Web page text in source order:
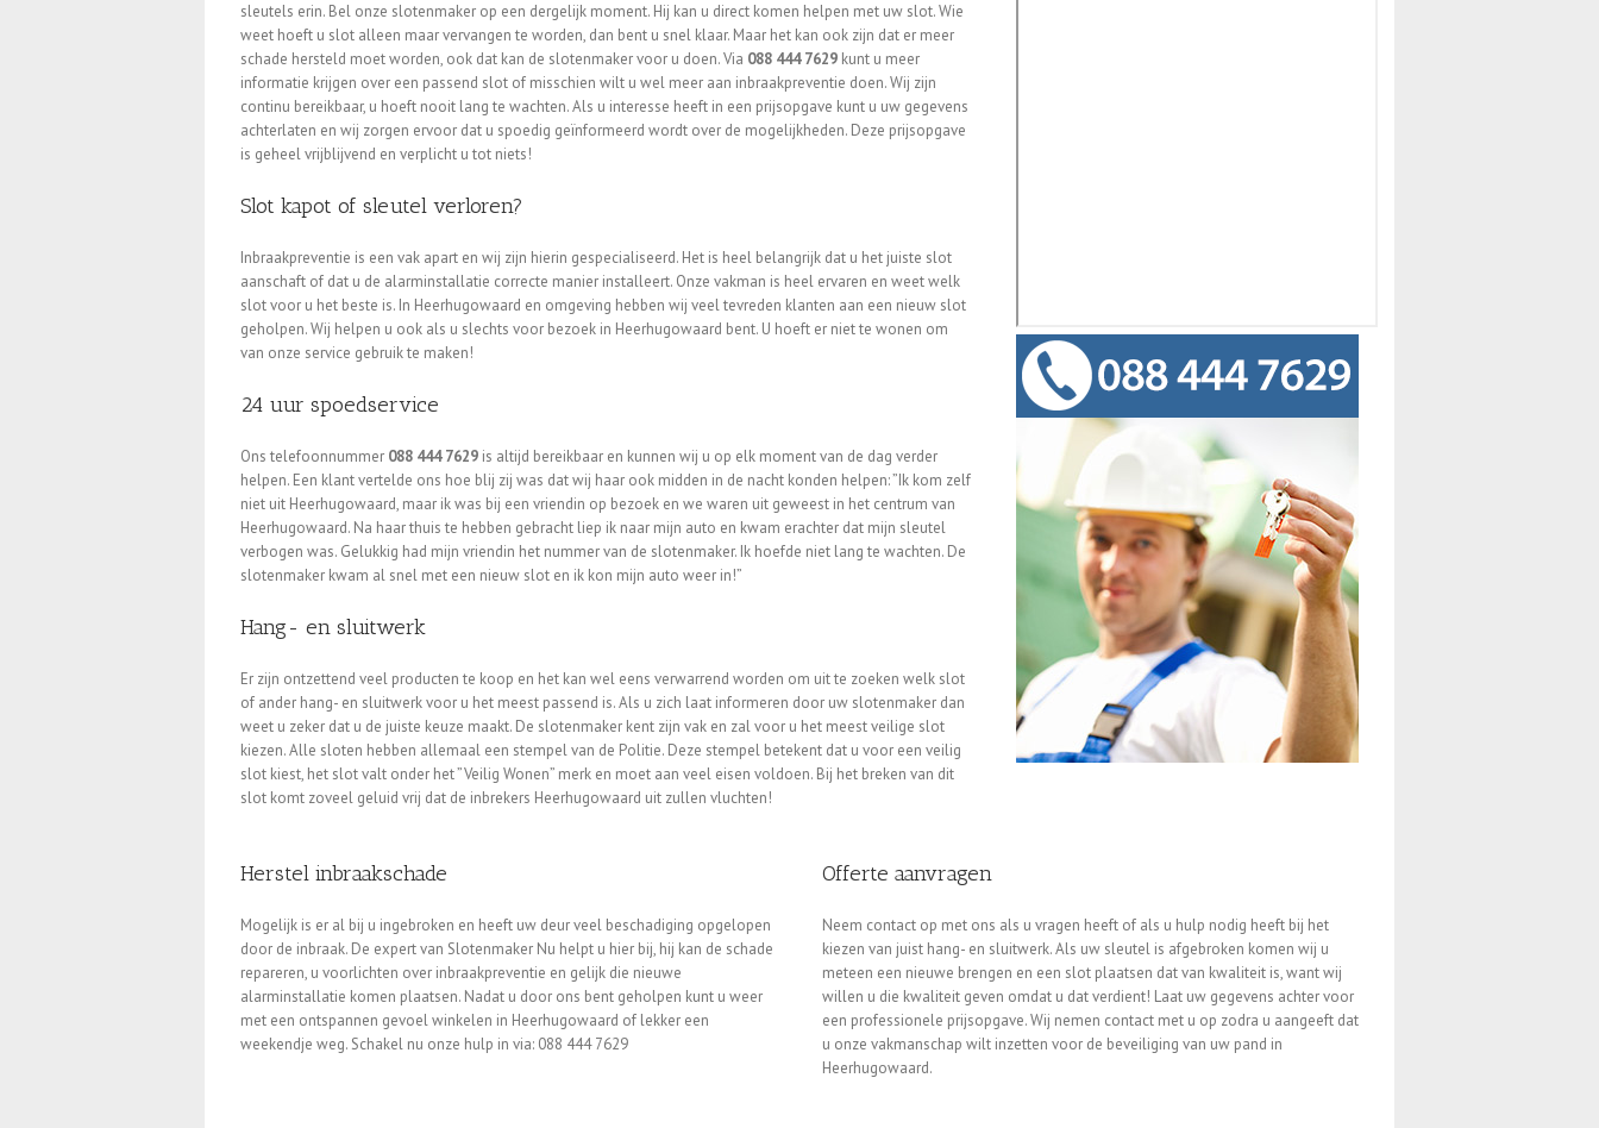
sleutels erin. Bel onze slotenmaker op een dergelijk moment. Hij kan u direct komen helpen met uw slot. Wie
weet hoeft u slot alleen maar vervangen te worden, dan bent u snel klaar. Maar het kan ook zijn dat er meer
schade hersteld moet worden, ook dat kan de slotenmaker voor u doen. Via 088 444 7629 kunt u meer
informatie krijgen over een passend slot of misschien wilt u wel meer aan inbraakpreventie doen. Wij zijn
continu bereikbaar, u hoeft nooit lang te wachten. Als u interesse heeft in een prijsopgave kunt u uw gegevens
achterlaten en wij zorgen ervoor dat u spoedig geïnformeerd wordt over de mogelijkheden. Deze prijsopgave
is geheel vrijblijvend en verplicht u tot niets!
Slot kapot of sleutel verloren?
Inbraakpreventie is een vak apart en wij zijn hierin gespecialiseerd. Het is heel belangrijk dat u het juiste slot
aanschaft of dat u de alarminstallatie correcte manier installeert. Onze vakman is heel ervaren en weet welk
slot voor u het beste is. In Heerhugowaard en omgeving hebben wij veel tevreden klanten aan een nieuw slot
geholpen. Wij helpen u ook als u slechts voor bezoek in Heerhugowaard bent. U hoeft er niet te wonen om
van onze service gebruik te maken!
24 uur spoedservice
Ons telefoonnummer 088 444 7629 is altijd bereikbaar en kunnen wij u op elk moment van de dag verder
helpen. Een klant vertelde ons hoe blij zij was dat wij haar ook midden in de nacht konden helpen: ”Ik kom zelf
niet uit Heerhugowaard, maar ik was bij een vriendin op bezoek en we waren uit geweest in het centrum van
Heerhugowaard. Na haar thuis te hebben gebracht liep ik naar mijn auto en kwam erachter dat mijn sleutel
verbogen was. Gelukkig had mijn vriendin het nummer van de slotenmaker. Ik hoefde niet lang te wachten. De
slotenmaker kwam al snel met een nieuw slot en ik kon mijn auto weer in!”
Hang- en sluitwerk
Er zijn ontzettend veel producten te koop en het kan wel eens verwarrend worden om uit te zoeken welk slot
of ander hang- en sluitwerk voor u het meest passend is. Als u zich laat informeren door uw slotenmaker dan
weet u zeker dat u de juiste keuze maakt. De slotenmaker kent zijn vak en zal voor u het meest veilige slot
kiezen. Alle sloten hebben allemaal een stempel van de Politie. Deze stempel betekent dat u voor een veilig
slot kiest, het slot valt onder het ”Veilig Wonen” merk en moet aan veel eisen voldoen. Bij het breken van dit
slot komt zoveel geluid vrij dat de inbrekers Heerhugowaard uit zullen vluchten!
Herstel inbraakschade
Mogelijk is er al bij u ingebroken en heeft uw deur veel beschadiging opgelopen
door de inbraak. De expert van Slotenmaker Nu helpt u hier bij, hij kan de schade
repareren, u voorlichten over inbraakpreventie en gelijk die nieuwe
alarminstallatie komen plaatsen. Nadat u door ons bent geholpen kunt u weer
met een ontspannen gevoel winkelen in Heerhugowaard of lekker een
weekendje weg. Schakel nu onze hulp in via: 088 444 7629
Offerte aanvragen
Neem contact op met ons als u vragen heeft of als u hulp nodig heeft bij het
kiezen van juist hang- en sluitwerk. Als uw sleutel is afgebroken komen wij u
meteen een nieuwe brengen en een slot plaatsen dat van kwaliteit is, want wij
willen u die kwaliteit geven omdat u dat verdient! Laat uw gegevens achter voor
een professionele prijsopgave. Wij nemen contact met u op zodra u aangeeft dat
u onze vakmanschap wilt inzetten voor de beveiliging van uw pand in
Heerhugowaard.